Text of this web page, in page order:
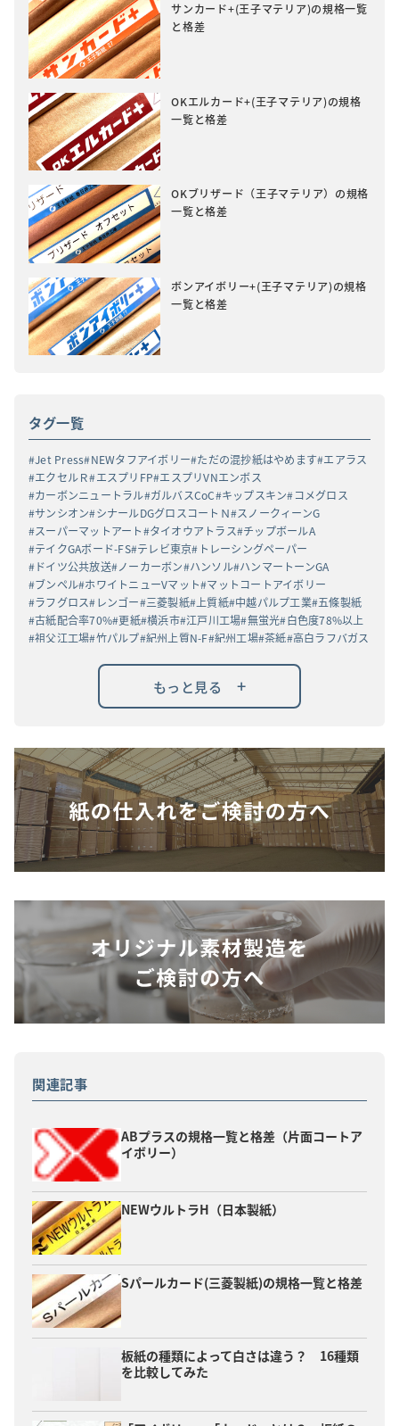
サンカード+(王子マテリア)の規格一覧
と格差
OKエルカード+(王子マテリア)の規格
一覧と格差
OKブリザード（王子マテリア）の規格
一覧と格差
ボンアイボリー+(王子マテリア)の規格
一覧と格差
タグ一覧
Jet Press NEWタフアイボリー ただの混抄紙はやめます エアラス
エクセルＲ エスプリFP エスプリVNエンボス
カーボンニュートラル ガルバスCoC キップスキン コメグロス
サンシオン シナールDGグロスコートＮ
スノークィーンG
スーパーマットアート タイオウアトラス チップボールA
テイクGAボード-FS テレビ東京
トレーシングペーパー
ドイツ公共放送 ノーカーボン ハンソル ハンマートーンGA
ブンペル ホワイトニューVマット マットコートアイボリー
ラフグロス レンゴー 三菱製紙 上質紙 中越パルプ工業 五條製紙
古紙配合率70% 更紙 横浜市 江戸川工場 無蛍光 白色度78%以上
祖父江工場 竹パルプ 紀州上質N-F 紀州工場 茶紙 高白ラフバガス
もっと見る +
関連記事
ABプラスの規格一覧と格差（片面コートア
イボリー）
NEWウルトラH（日本製紙）
Sパールカード(三菱製紙)の規格一覧と格差
板紙の種類によって白さは違う？ 16種類
を比較してみた